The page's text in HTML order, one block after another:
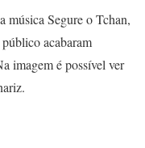
música Segure o Tchan,
acabaram
imagem é possível ver